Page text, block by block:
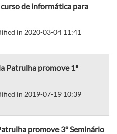
de informática para
in 2020-03-04 11:41
Patrulha promove 1ª
in 2019-07-19 10:39
promove 3º Seminário